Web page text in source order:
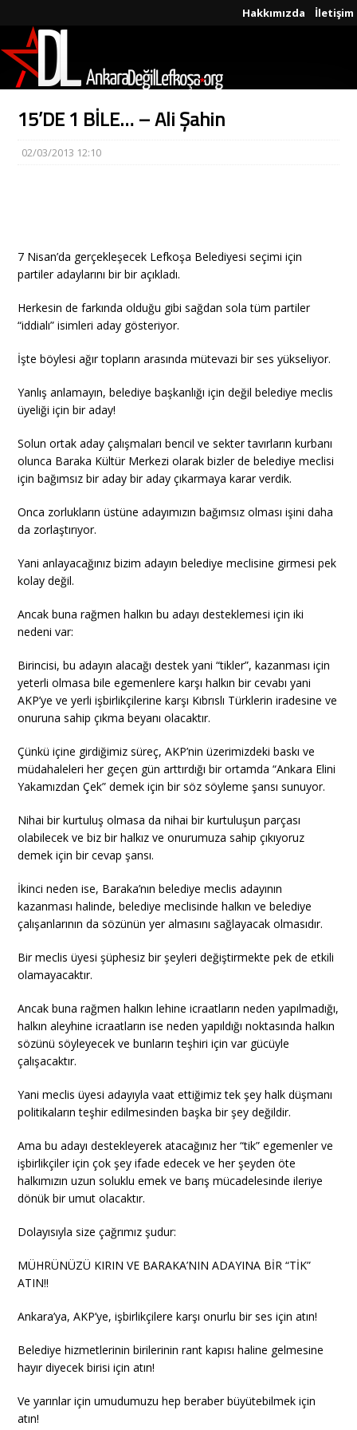
Hakkımızda İletişim
15’DE 1 BİLE… – Ali Şahin
02/03/2013 12:10
7 Nisan’da gerçekleşecek Lefkoşa Belediyesi seçimi için
partiler adaylarını bir bir açıkladı.
Herkesin de farkında olduğu gibi sağdan sola tüm partiler
“iddialı” isimleri aday gösteriyor.
İşte böylesi ağır topların arasında mütevazi bir ses yükseliyor.
Yanlış anlamayın, belediye başkanlığı için değil belediye meclis
üyeliği için bir aday!
Solun ortak aday çalışmaları bencil ve sekter tavırların kurbanı
olunca Baraka Kültür Merkezi olarak bizler de belediye meclisi
için bağımsız bir aday bir aday çıkarmaya karar verdik.
Onca zorlukların üstüne adayımızın bağımsız olması işini daha
da zorlaştırıyor.
Yani anlayacağınız bizim adayın belediye meclisine girmesi pek
kolay değil.
Ancak buna rağmen halkın bu adayı desteklemesi için iki
nedeni var:
Birincisi, bu adayın alacağı destek yani “tikler”, kazanması için
yeterli olmasa bile egemenlere karşı halkın bir cevabı yani
AKP’ye ve yerli işbirlikçilerine karşı Kıbrıslı Türklerin iradesine ve
onuruna sahip çıkma beyanı olacaktır.
Çünkü içine girdiğimiz süreç, AKP’nin üzerimizdeki baskı ve
müdahaleleri her geçen gün arttırdığı bir ortamda “Ankara Elini
Yakamızdan Çek” demek için bir söz söyleme şansı sunuyor.
Nihai bir kurtuluş olmasa da nihai bir kurtuluşun parçası
olabilecek ve biz bir halkız ve onurumuza sahip çıkıyoruz
demek için bir cevap şansı.
İkinci neden ise, Baraka’nın belediye meclis adayının
kazanması halinde, belediye meclisinde halkın ve belediye
çalışanlarının da sözünün yer almasını sağlayacak olmasıdır.
Bir meclis üyesi şüphesiz bir şeyleri değiştirmekte pek de etkili
olamayacaktır.
Ancak buna rağmen halkın lehine icraatların neden yapılmadığı,
halkın aleyhine icraatların ise neden yapıldığı noktasında halkın
sözünü söyleyecek ve bunların teşhiri için var gücüyle
çalışacaktır.
Yani meclis üyesi adayıyla vaat ettiğimiz tek şey halk düşmanı
politikaların teşhir edilmesinden başka bir şey değildir.
Ama bu adayı destekleyerek atacağınız her “tik” egemenler ve
işbirlikçiler için çok şey ifade edecek ve her şeyden öte
halkımızın uzun soluklu emek ve barış mücadelesinde ileriye
dönük bir umut olacaktır.
Dolayısıyla size çağrımız şudur:
MÜHRÜNÜZÜ KIRIN VE BARAKA’NIN ADAYINA BİR “TİK”
ATIN!!
Ankara’ya, AKP’ye, işbirlikçilere karşı onurlu bir ses için atın!
Belediye hizmetlerinin birilerinin rant kapısı haline gelmesine
hayır diyecek birisi için atın!
Ve yarınlar için umudumuzu hep beraber büyütebilmek için
atın!